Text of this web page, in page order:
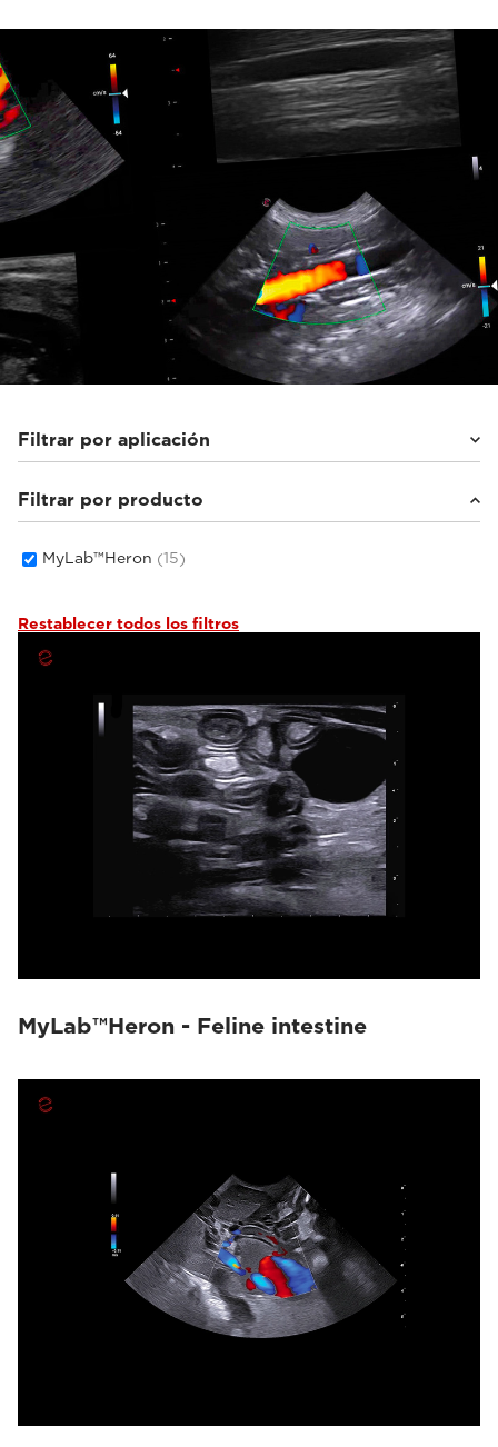
Filtrar por aplicación
Animales pequeños(9)
Otros(3)
Filtrar por producto
MyLab™Heron (15)
Restablecer todos los filtros
MyLab™Heron - Feline intestine